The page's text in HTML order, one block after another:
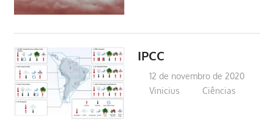
IPCC
12 de novembro de 2020
Vinicius
Ciências